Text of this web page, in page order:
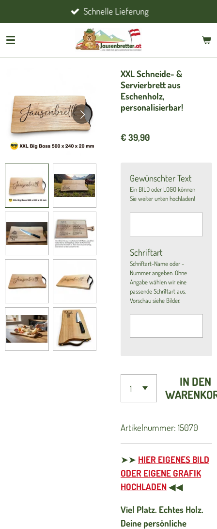
Hauptinhalt
springen
Schnelle Lieferung
XXL Schneide- &
Servierbrett aus
Eschenholz,
personalisierbar!
€ 39,90
Gewünschter Text
Ein BILD oder LOGO können
Sie weiter unten hochladen!
Schriftart
Schriftart-Name oder -
Nummer angeben. Ohne
Angabe wählen wir eine
passende Schriftart aus.
Vorschau siehe Bilder.
IN DEN
Artikelnummer: 15070
➤➤ HIER EIGENES BILD
ODER EIGENE GRAFIK
HOCHLADEN◀◀
Viel Platz. Echtes Holz.
Deine persönliche